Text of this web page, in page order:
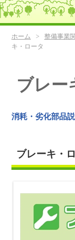
ホーム >
整備事業
キ・ロータ
ブレー
消耗・劣化部品
ブレーキ・